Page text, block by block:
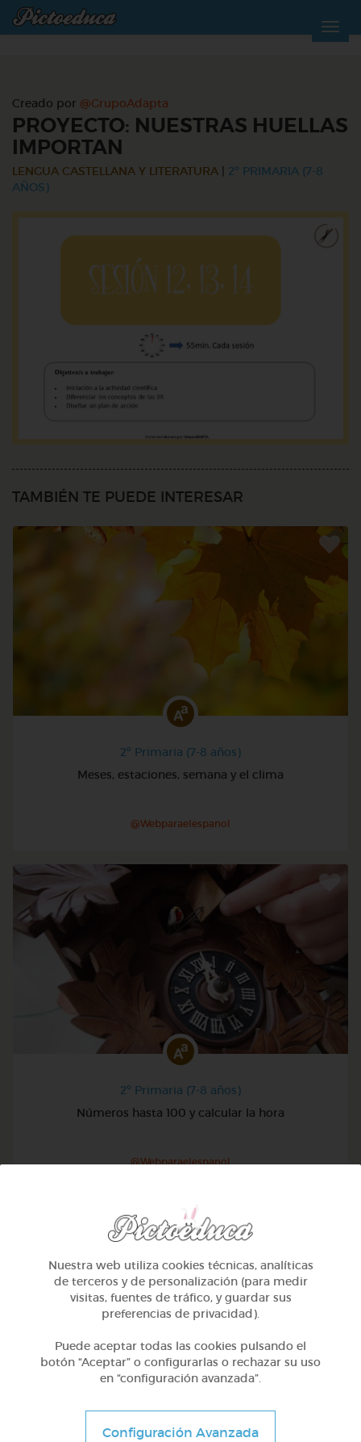
Creado por @GrupoAdapta
PROYECTO: NUESTRAS HUELLAS
IMPORTAN
LENGUA CASTELLANA Y LITERATURA
2º PRIMARIA (7-8
AÑOS)
TAMBIÉN TE PUEDE INTERESAR
2º Primaria (7-8 años)
Meses, estaciones, semana y el clima
@Webparaelespanol
2º Primaria (7-8 años)
Números hasta 100 y calcular la hora
@Webparaelespanol
2º Primaria (7-8 años)
Nuestra web utiliza cookies técnicas, analíticas
de terceros y de personalización (para medir
visitas, fuentes de tráfico, y guardar sus
preferencias de privacidad).
Puede aceptar todas las cookies pulsando el
botón “Aceptar” o configurarlas o rechazar su uso
en “configuración avanzada”.
Configuración Avanzada